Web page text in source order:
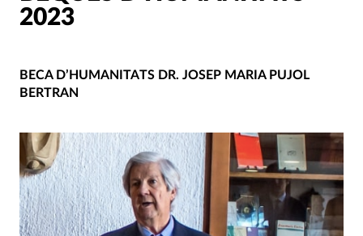
2023
BECA D’HUMANITATS DR. JOSEP MARIA PUJOL
BERTRAN